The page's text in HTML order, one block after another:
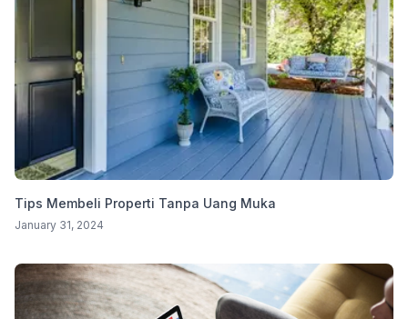
Tips Membeli Properti Tanpa Uang Muka
January 31, 2024